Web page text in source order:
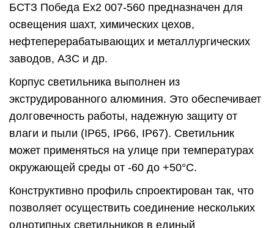
БСТЗ Победа Ex2 007-560 предназначен для
освещения шахт, химических цехов,
нефтеперерабатывающих и металлургических
заводов, АЗС и др.
Корпус светильника выполнен из
экструдированного алюминия. Это обеспечивает
долговечность работы, надежную защиту от
влаги и пыли (IP65, IP66, IP67). Светильник
может применяться на улице при температурах
окружающей среды от -60 до +50°C.
Конструктивно профиль спроектирован так, что
позволяет осуществить соединение нескольких
однотипных светильников в единый